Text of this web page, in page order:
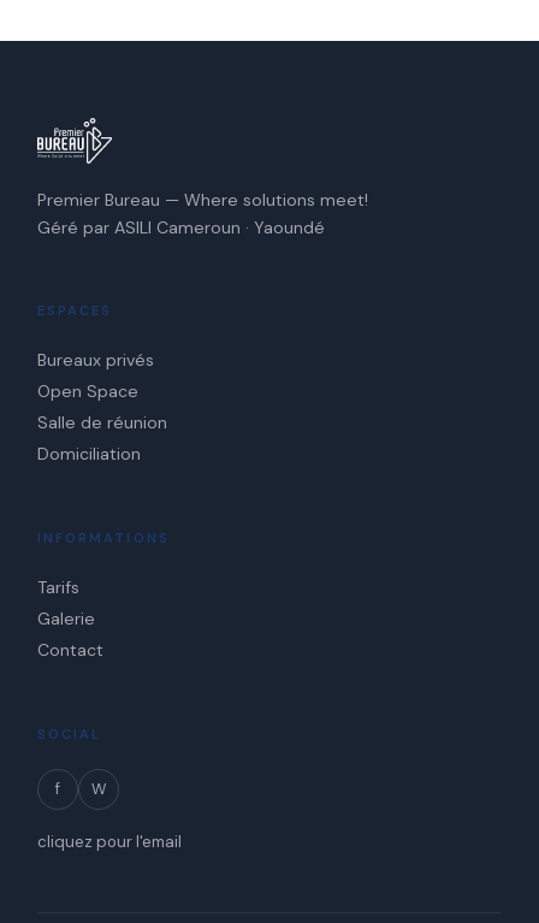
Premier Bureau — Where solutions meet!
Géré par ASILI Cameroun · Yaoundé
ESPACES
Bureaux privés
Open Space
Salle de réunion
Domiciliation
INFORMATIONS
Tarifs
Galerie
Contact
SOCIAL
f W
cliquez pour l'email